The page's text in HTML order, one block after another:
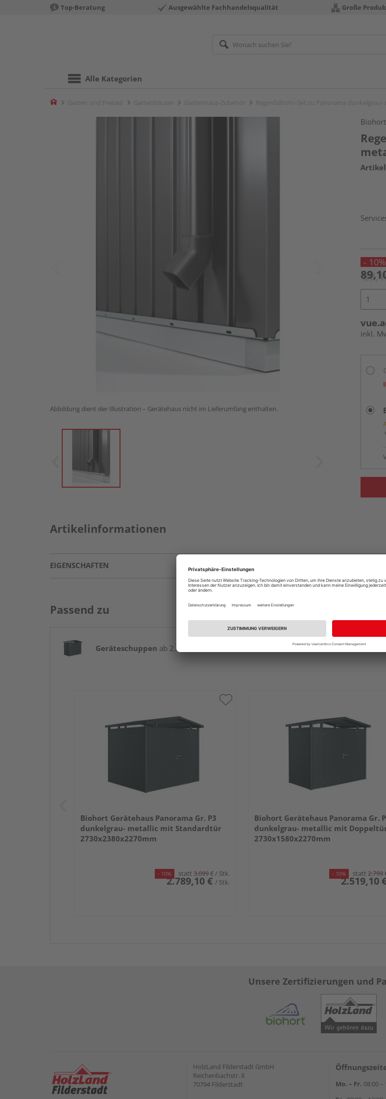
Top-Beratung Ausgewählte Fachhandelsqualität Große
Alle Kategorien
Home
Abbildung dient der Illustration – Gerätehaus nicht im Lieferumfang enthalten.
Biohort
- 10%
inkl.
Artikelinformationen
EIGENSCHAFTEN
Passend zu
Geräteschuppen ab 2.499,00 € / Stk.
Biohort Gerätehaus Panorama Gr. P3
dunkelgrau- metallic mit Standardtür
2730x2380x2270mm
- 10% statt 3.099€ / Stk.
2.789,10 € / Stk.
Biohort Gerätehaus Panorama Gr.
dunkelgrau- metallic mit
2730x1580x2270mm
- 10% statt 2.799
2.519,10
Unsere Zertifizierungen und
HolzLand Filderstadt GmbH
Reichenbachstr. 8
70794 Filderstadt
Mo. – Fr. 08:00 –